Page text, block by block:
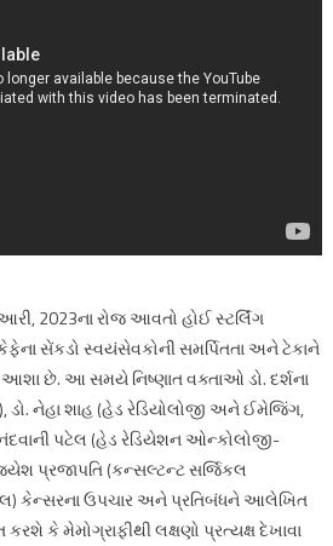
2023ના રોજ આવતો હોઈ સ્ટર્લિંગ
સેંકડો સ્વયંસેવકોની સમર્પિતતા અને ટેકાને
છે. આ સમયે નિષ્ણાત વક્તાઓ ડો. દર્શના
ડો. નેહા શાહ (હેડ રેડિયોલોજી અને ઈમેજિંગ,
નંદવાની પટેલ (હેડ રેડિયેશન ઓન્કોલોજી-
પ્રજાપતિ (કન્સલ્ટન્ટ સર્જિકલ
કેન્સરના ઉપચાર અને પ્રતિબંધને આલેખિત
કે મેમોગ્રાફીથી લક્ષણો પ્રત્યક્ષ દેખાવા